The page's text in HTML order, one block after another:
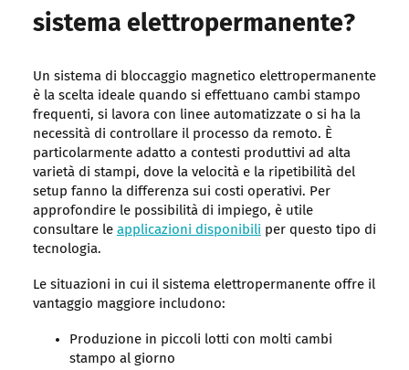
sistema elettropermanente?
Un sistema di bloccaggio magnetico elettropermanente
è la scelta ideale quando si effettuano cambi stampo
frequenti, si lavora con linee automatizzate o si ha la
necessità di controllare il processo da remoto. È
particolarmente adatto a contesti produttivi ad alta
varietà di stampi, dove la velocità e la ripetibilità del
setup fanno la differenza sui costi operativi. Per
approfondire le possibilità di impiego, è utile
consultare le applicazioni disponibili per questo tipo di
tecnologia.
Le situazioni in cui il sistema elettropermanente offre il
vantaggio maggiore includono:
Produzione in piccoli lotti con molti cambi
stampo al giorno